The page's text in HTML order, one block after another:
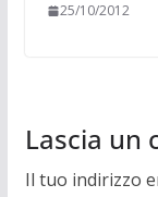
25/10/2012
Lascia un
Il tuo indirizzo